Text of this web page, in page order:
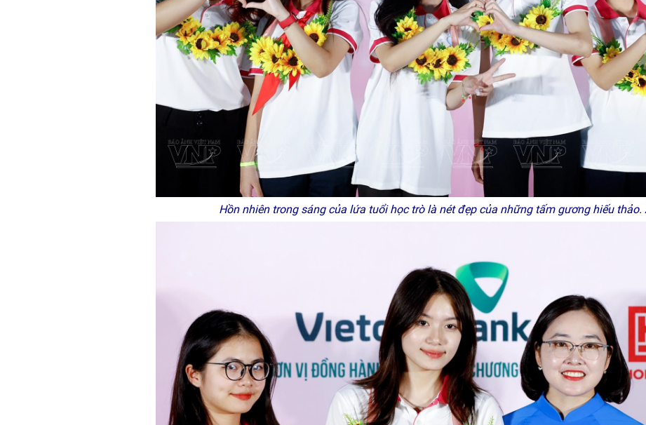
Hồn nhiên trong sáng của lứa tuổi học trò là nét đẹp của những tấm gương hiếu thảo.